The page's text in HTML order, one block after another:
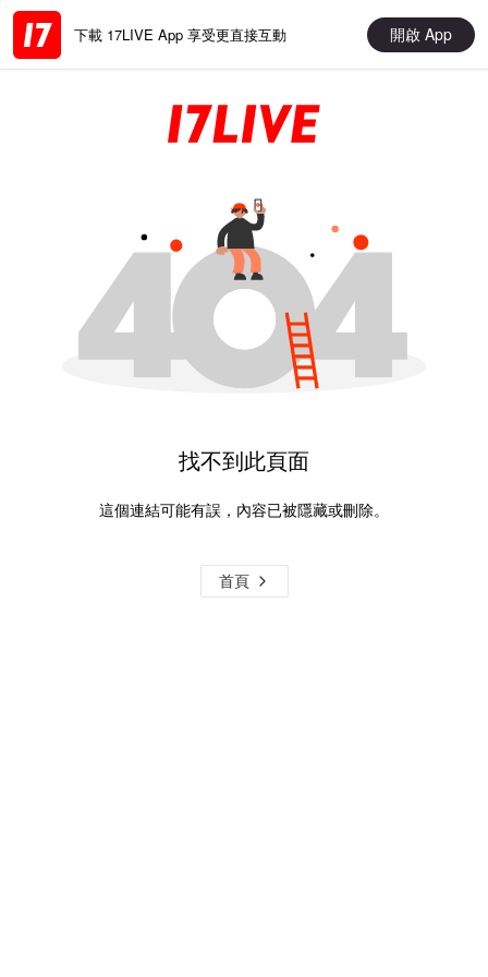
下載 17LIVE App 享受更直接互動 開啟 App
找不到此頁面
這個連結可能有誤，內容已被隱藏或刪除。
首頁